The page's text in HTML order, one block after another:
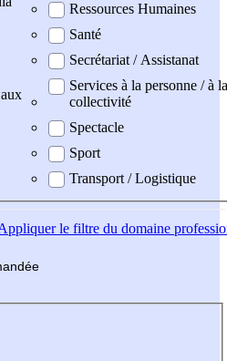
Ressources Humaines
Santé
Secrétariat / Assistanat
Services à la personne / à la
collectivité
Spectacle
Sport
Transport / Logistique
le filtre du domaine